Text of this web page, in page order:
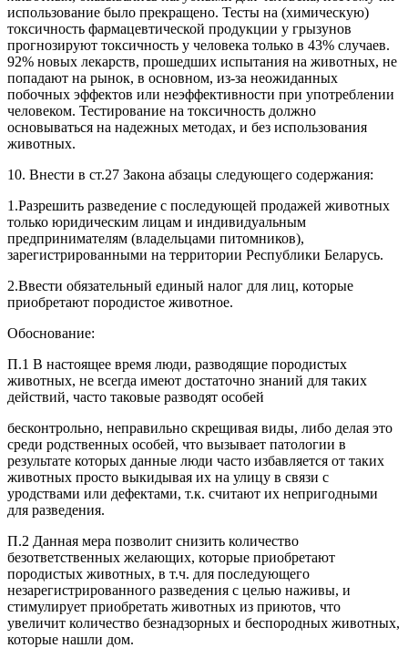
использование было прекращено. Тесты на (химическую)
токсичность фармацевтической продукции у грызунов
прогнозируют токсичность у человека только в 43% случаев.
92% новых лекарств, прошедших испытания на животных, не
попадают на рынок, в основном, из-за неожиданных
побочных эффектов или неэффективности при употреблении
человеком. Тестирование на токсичность должно
основываться на надежных методах, и без использования
животных.
10. Внести в ст.27 Закона абзацы следующего содержания:
1.Разрешить разведение с последующей продажей животных
только юридическим лицам и индивидуальным
предпринимателям (владельцами питомников),
зарегистрированными на территории Республики Беларусь.
2.Ввести обязательный единый налог для лиц, которые
приобретают породистое животное.
Обоснование:
П.1 В настоящее время люди, разводящие породистых
животных, не всегда имеют достаточно знаний для таких
действий, часто таковые разводят особей
бесконтрольно, неправильно скрещивая виды, либо делая это
среди родственных особей, что вызывает патологии в
результате которых данные люди часто избавляется от таких
животных просто выкидывая их на улицу в связи с
уродствами или дефектами, т.к. считают их непригодными
для разведения.
П.2 Данная мера позволит снизить количество
безответственных желающих, которые приобретают
породистых животных, в т.ч. для последующего
незарегистрированного разведения с целью наживы, и
стимулирует приобретать животных из приютов, что
увеличит количество безнадзорных и беспородных животных,
которые нашли дом.